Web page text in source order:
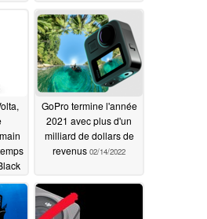
04/13/2022
GoPro termine l'année
2021 avec plus d'un
milliard de dollars de
revenus 02/14/2022